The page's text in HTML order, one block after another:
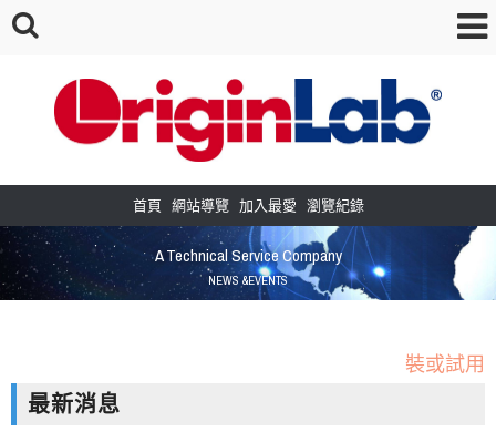
首頁 網站導覽 加入最愛 瀏覽紀錄
A Technical Service Company
NEWS &EVENTS
裝或試用
OriginLab 的小工具APP，目前下載與使用者越來越多，歡迎
最新消息